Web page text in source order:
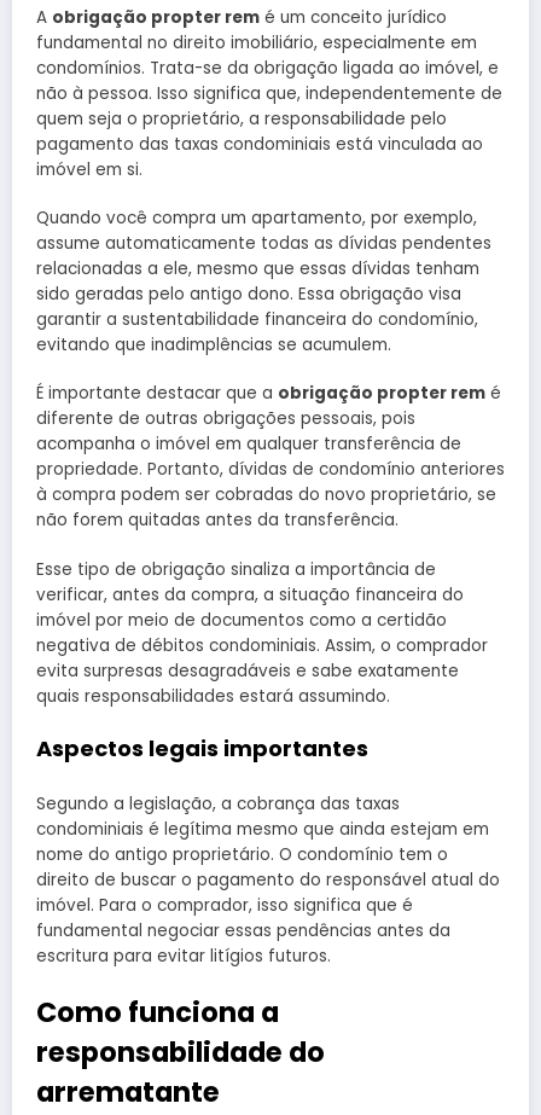
A obrigação propter rem é um conceito jurídico
fundamental no direito imobiliário, especialmente em
condomínios. Trata-se da obrigação ligada ao imóvel, e
não à pessoa. Isso significa que, independentemente de
quem seja o proprietário, a responsabilidade pelo
pagamento das taxas condominiais está vinculada ao
imóvel em si.
Quando você compra um apartamento, por exemplo,
assume automaticamente todas as dívidas pendentes
relacionadas a ele, mesmo que essas dívidas tenham
sido geradas pelo antigo dono. Essa obrigação visa
garantir a sustentabilidade financeira do condomínio,
evitando que inadimplências se acumulem.
É importante destacar que a obrigação propter rem é
diferente de outras obrigações pessoais, pois
acompanha o imóvel em qualquer transferência de
propriedade. Portanto, dívidas de condomínio anteriores
à compra podem ser cobradas do novo proprietário, se
não forem quitadas antes da transferência.
Esse tipo de obrigação sinaliza a importância de
verificar, antes da compra, a situação financeira do
imóvel por meio de documentos como a certidão
negativa de débitos condominiais. Assim, o comprador
evita surpresas desagradáveis e sabe exatamente
quais responsabilidades estará assumindo.
Aspectos legais importantes
Segundo a legislação, a cobrança das taxas
condominiais é legítima mesmo que ainda estejam em
nome do antigo proprietário. O condomínio tem o
direito de buscar o pagamento do responsável atual do
imóvel. Para o comprador, isso significa que é
fundamental negociar essas pendências antes da
escritura para evitar litígios futuros.
Como funciona a
responsabilidade do
arrematante